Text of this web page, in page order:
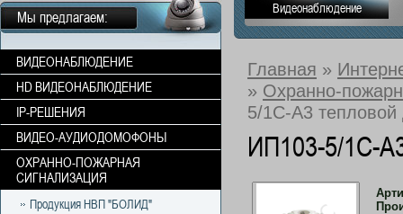
Видеонаблюдение
Главная »
» Охранно-
5/1С-А3 тепловой
ИП103-5/1С-
Мы предлагаем:
ВИДЕОНАБЛЮДЕНИЕ
HD ВИДЕОНАБЛЮДЕНИЕ
IP-РЕШЕНИЯ
ВИДЕО-АУДИОДОМОФОНЫ
ОХРАННО-ПОЖАРНАЯ
СИГНАЛИЗАЦИЯ
Продукция НВП "БОЛИД"